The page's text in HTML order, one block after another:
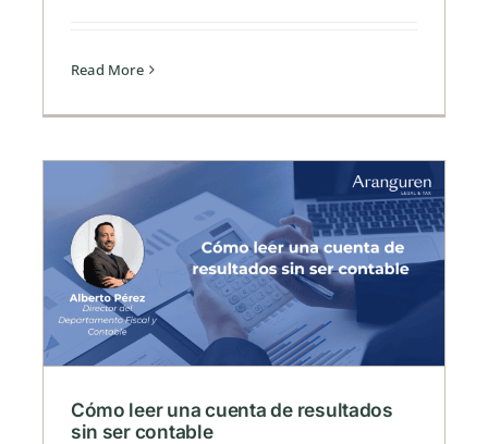
Read More
Cómo leer una cuenta de resultados
sin ser contable